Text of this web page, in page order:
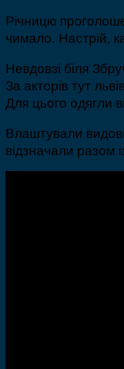
Річницю
чимало. Настрій,
Невдовзі біля
За акторів тут
Для цього одягли
Влаштували
відзначали разом